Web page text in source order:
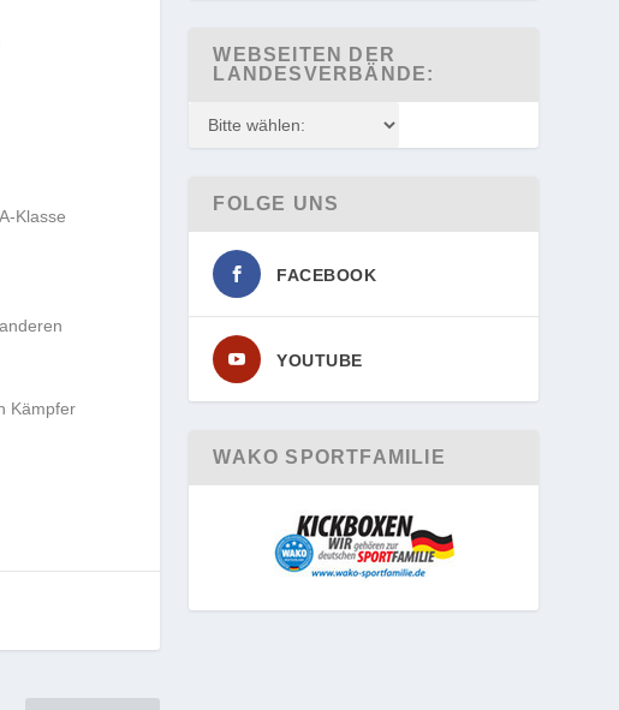
Klasse
Kämpfer
WEBSEITEN DER
LANDESVERBÄNDE:
FOLGE UNS
FACEBOOK
YOUTUBE
WAKO SPORTFAMILIE